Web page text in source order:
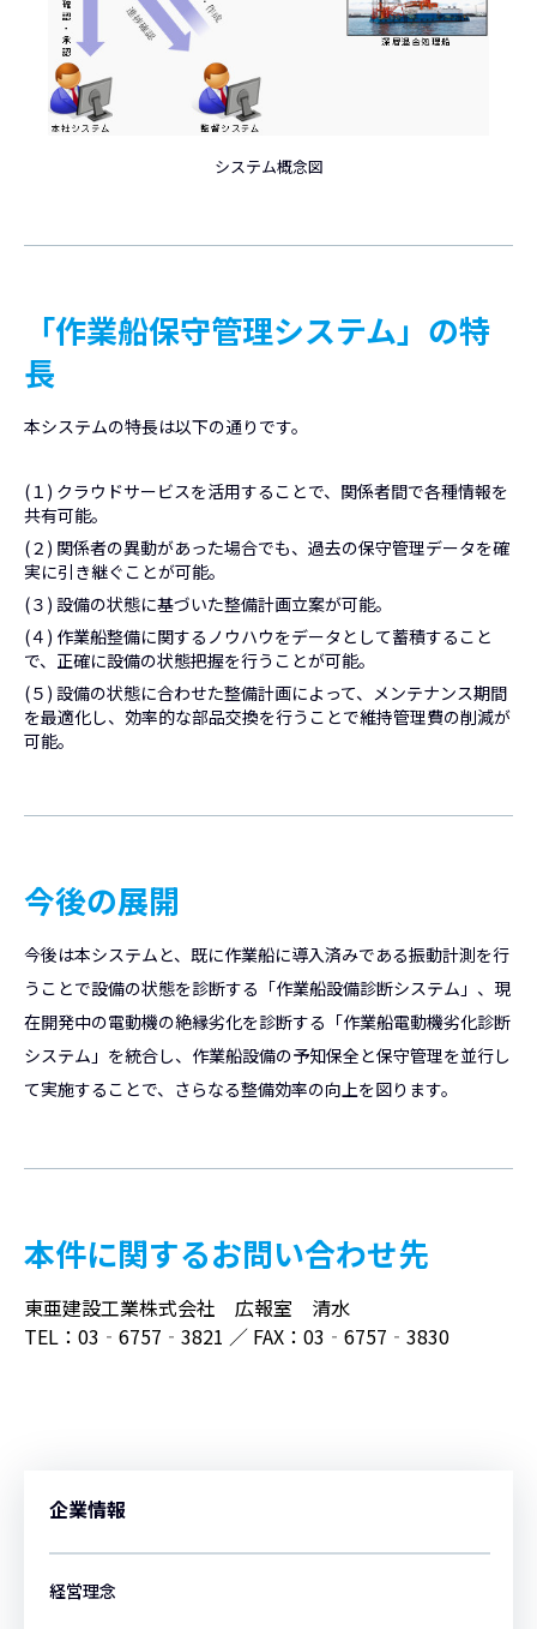
システム概念図
「作業船保守管理システム」の特
長
本システムの特長は以下の通りです。
(１) クラウドサービスを活用することで、関係者間で各種情報を
共有可能。
(２) 関係者の異動があった場合でも、過去の保守管理データを確
実に引き継ぐことが可能。
(３) 設備の状態に基づいた整備計画立案が可能。
(４) 作業船整備に関するノウハウをデータとして蓄積すること
で、正確に設備の状態把握を行うことが可能。
(５) 設備の状態に合わせた整備計画によって、メンテナンス期間
を最適化し、効率的な部品交換を行うことで維持管理費の削減が
可能。
今後の展開
今後は本システムと、既に作業船に導入済みである振動計測を行
うことで設備の状態を診断する「作業船設備診断システム」、現
在開発中の電動機の絶縁劣化を診断する「作業船電動機劣化診断
システム」を統合し、作業船設備の予知保全と保守管理を並行し
て実施することで、さらなる整備効率の向上を図ります。
本件に関するお問い合わせ先
東亜建設工業株式会社 広報室 清水
TEL：03‐6757‐3821 ／ FAX：03‐6757‐3830
企業情報
経営理念